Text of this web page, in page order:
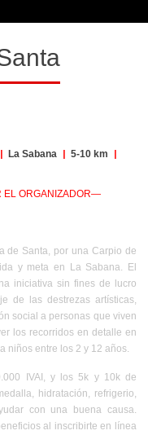
| La Sabana | 5-10 km
|
EL ORGANIZADOR—
de Santa, por una Carpio de
y meta en La Sabana. El
iniciativa sin fines de lucro
de las destrezas artísticas,
social a personas que viven
los recorridos en detalle en
niños entre los 2 y 12 años.
IVAI, y los 5k y 10k de
hidratación, refrigerio,
con una buena causa.
al inscribirte en línea